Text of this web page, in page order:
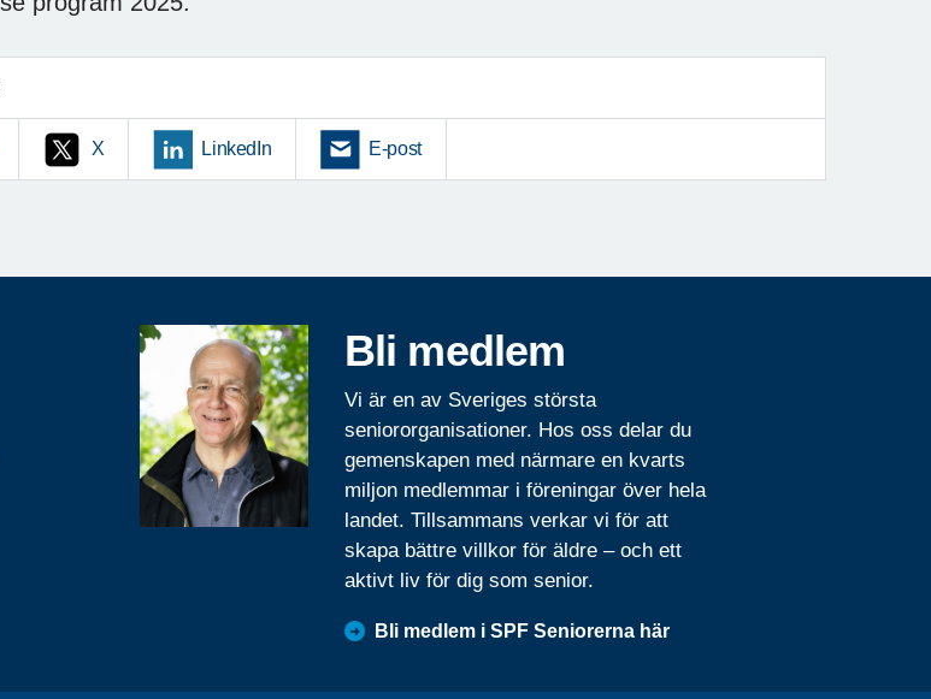
X LinkedIn E-post
Bli medlem
Vi är en av Sveriges största
seniororganisationer. Hos oss delar du
gemenskapen med närmare en kvarts
miljon medlemmar i föreningar över hela
landet. Tillsammans verkar vi för att
skapa bättre villkor för äldre – och ett
aktivt liv för dig som senior.
Bli medlem i SPF Seniorerna här